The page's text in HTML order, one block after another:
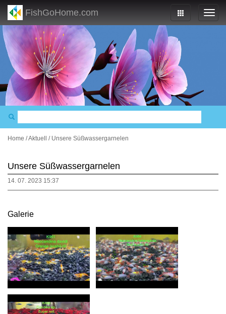
FishGoHome.com
Home /Aktuell / Unsere Süßwassergarnelen
Unsere Süßwassergarnelen
14. 07. 2023 15:37
Galerie